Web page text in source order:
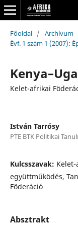
Főoldal / Archívum
Évf. 1 szám 1 (2007):
Kelet-afrikai
István Tarrósy
PTE BTK Politikai
Kulcsszavak:
együttműködés,
Föderáció
Absztrakt